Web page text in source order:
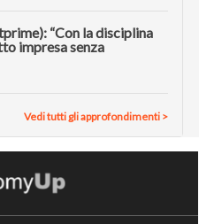
“Con la disciplina
impresa senza
Vedi tutti gli approfondimenti >